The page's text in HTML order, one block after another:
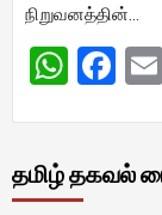
நிறுவனத்தின்…
தமிழ் தகவல்